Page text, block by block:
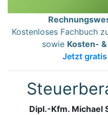
Kostenloses Fachbuch
sowie Kosten-
Jetzt
Dipl.-Kfm. Michael